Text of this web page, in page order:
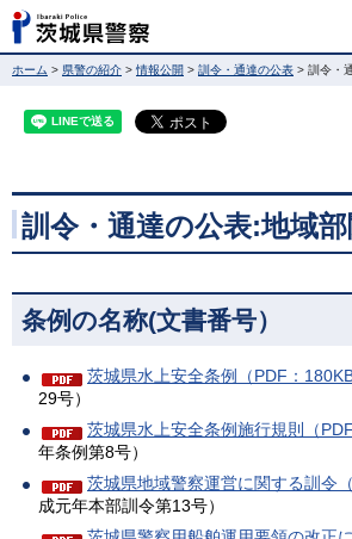
ホーム > 県警の紹介 > 情報公開 > 訓令・通達の公表 > 訓令・
訓令・通達の公表:地域
条例の名称(文書番号）
茨城県水上安全条例（PDF：180KB
29号）
茨城県水上安全条例施行規則（PDF
年条例第8号）
茨城県地域警察運営に関する訓令
成元年本部訓令第13号）